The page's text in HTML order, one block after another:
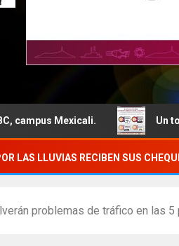
Un total de 29
LAS LLUVIAS RECIBEN SUS
problemas de tráfico en las 5